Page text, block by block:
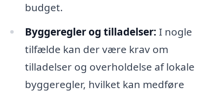
budget.
Byggeregler og tilladelser: I nogle
tilfælde kan der være krav om
tilladelser og overholdelse af lokale
byggeregler, hvilket kan medføre